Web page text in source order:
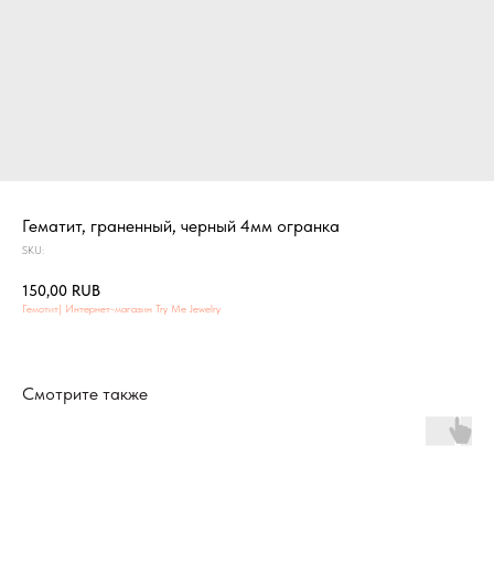
Гематит, граненный, черный 4мм огранка
SKU:
150,00 RUB
Гемотит| Интернет-магазин Try Me Jewelry
Смотрите также